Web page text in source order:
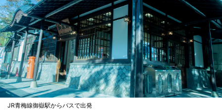
JR青梅線御嶽駅からバスで出発